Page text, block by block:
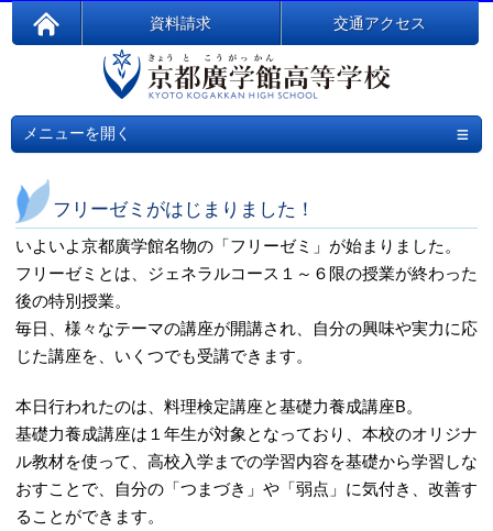
資料請求 交通アクセス
メニューを開く ≡
フリーゼミがはじまりました！
いよいよ京都廣学館名物の「フリーゼミ」が始まりました。
フリーゼミとは、ジェネラルコース１～６限の授業が終わった
後の特別授業。
毎日、様々なテーマの講座が開講され、自分の興味や実力に応
じた講座を、いくつでも受講できます。
本日行われたのは、料理検定講座と基礎力養成講座B。
基礎力養成講座は１年生が対象となっており、本校のオリジナ
ル教材を使って、高校入学までの学習内容を基礎から学習しな
おすことで、自分の「つまづき」や「弱点」に気付き、改善す
ることができます。